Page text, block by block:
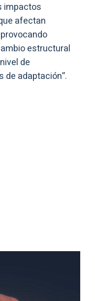
impactos
afectan
estructural
de
adaptación”.